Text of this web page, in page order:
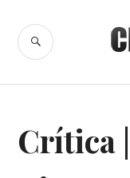
para
conteúdo
BUSCA
CRÍTICA
CINEMATOGRÁFICA
Crítica